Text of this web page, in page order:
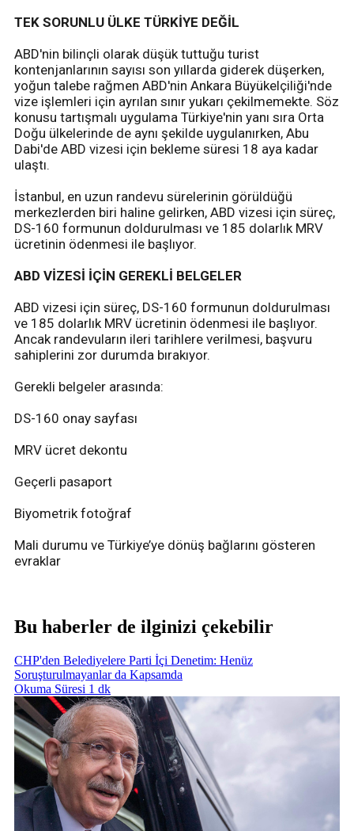
TEK SORUNLU ÜLKE TÜRKİYE DEĞİL
ABD'nin bilinçli olarak düşük tuttuğu turist
kontenjanlarının sayısı son yıllarda giderek düşerken,
yoğun talebe rağmen ABD'nin Ankara Büyükelçiliği'nde
vize işlemleri için ayrılan sınır yukarı çekilmemekte. Söz
konusu tartışmalı uygulama Türkiye'nin yanı sıra Orta
Doğu ülkelerinde de aynı şekilde uygulanırken, Abu
Dabi'de ABD vizesi için bekleme süresi 18 aya kadar
ulaştı.
İstanbul, en uzun randevu sürelerinin görüldüğü
merkezlerden biri haline gelirken, ABD vizesi için süreç,
DS-160 formunun doldurulması ve 185 dolarlık MRV
ücretinin ödenmesi ile başlıyor.
ABD VİZESİ İÇİN GEREKLİ BELGELER
ABD vizesi için süreç, DS-160 formunun doldurulması
ve 185 dolarlık MRV ücretinin ödenmesi ile başlıyor.
Ancak randevuların ileri tarihlere verilmesi, başvuru
sahiplerini zor durumda bırakıyor.
Gerekli belgeler arasında:
DS-160 onay sayfası
MRV ücret dekontu
Geçerli pasaport
Biyometrik fotoğraf
Mali durumu ve Türkiye’ye dönüş bağlarını gösteren
evraklar
Bu haberler de ilginizi çekebilir
CHP'den Belediyelere Parti İçi Denetim: Henüz
Soruşturulmayanlar da Kapsamda
Okuma Süresi 1 dk